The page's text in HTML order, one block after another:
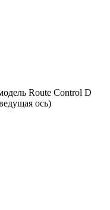
Route Control D
ось)